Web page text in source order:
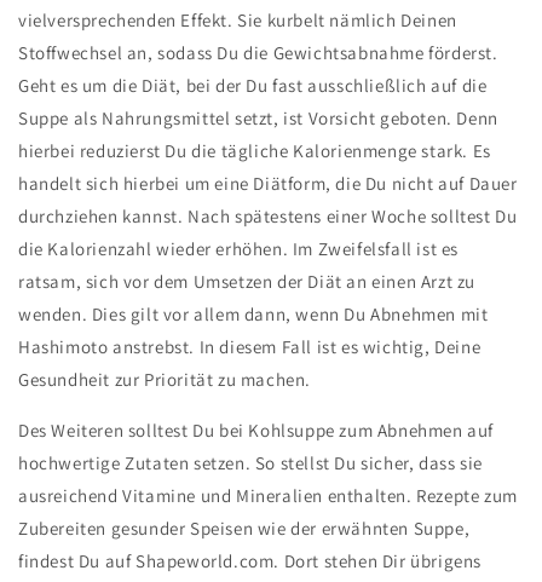
vielversprechenden Effekt. Sie kurbelt nämlich Deinen
Stoffwechsel an, sodass Du die Gewichtsabnahme förderst.
Geht es um die Diät, bei der Du fast ausschließlich auf die
Suppe als Nahrungsmittel setzt, ist Vorsicht geboten. Denn
hierbei reduzierst Du die tägliche Kalorienmenge stark. Es
handelt sich hierbei um eine Diätform, die Du nicht auf Dauer
durchziehen kannst. Nach spätestens einer Woche solltest Du
die Kalorienzahl wieder erhöhen. Im Zweifelsfall ist es
ratsam, sich vor dem Umsetzen der Diät an einen Arzt zu
wenden. Dies gilt vor allem dann, wenn Du Abnehmen mit
Hashimoto anstrebst. In diesem Fall ist es wichtig, Deine
Gesundheit zur Priorität zu machen.
Des Weiteren solltest Du bei Kohlsuppe zum Abnehmen auf
hochwertige Zutaten setzen. So stellst Du sicher, dass sie
ausreichend Vitamine und Mineralien enthalten. Rezepte zum
Zubereiten gesunder Speisen wie der erwähnten Suppe,
findest Du auf Shapeworld.com. Dort stehen Dir übrigens